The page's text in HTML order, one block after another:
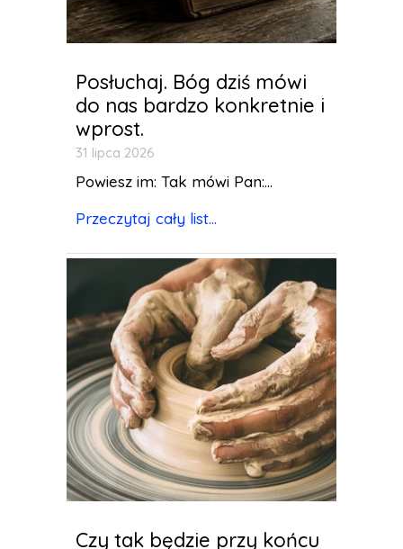
Posłuchaj. Bóg dziś mówi
do nas bardzo konkretnie i
wprost.
31 lipca 2026
Powiesz im: Tak mówi Pan:...
Przeczytaj cały list...
Czy tak będzie przy końcu